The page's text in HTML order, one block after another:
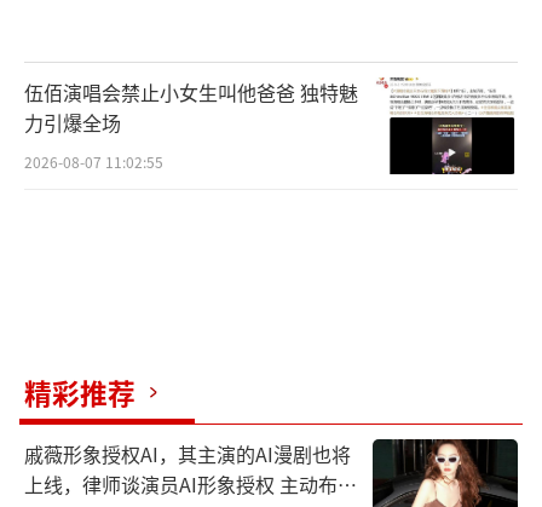
伍佰演唱会禁止小女生叫他爸爸 独特魅
力引爆全场
2026-08-07 11:02:55
精彩推荐
戚薇形象授权AI，其主演的AI漫剧也将
上线，律师谈演员AI形象授权 主动布局